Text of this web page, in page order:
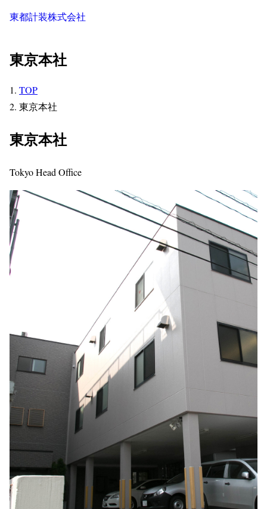
東都計装株式会社
東京本社
TOP
東京本社
東京本社
Tokyo Head Office